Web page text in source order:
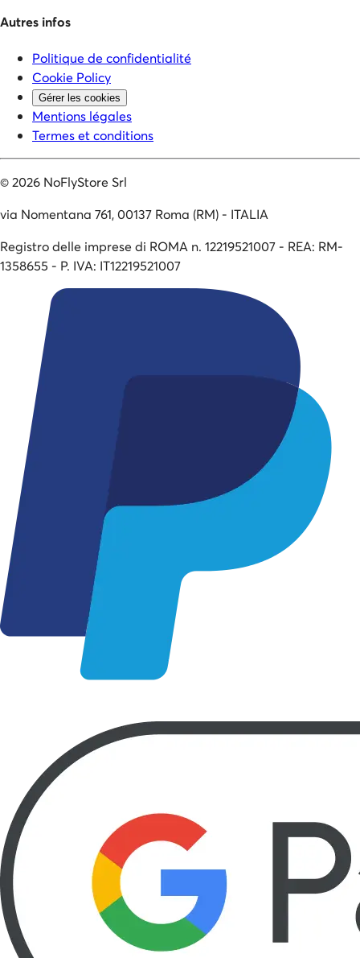
Autres infos
Politique de confidentialité
Cookie Policy
Gérer les cookies
Mentions légales
Termes et conditions
©2026 NoFlyStore Srl
via Nomentana 761, 00137 Roma (RM) - ITALIA
Registro delle imprese di ROMA n. 12219521007 - REA: RM-
1358655 - P. IVA: IT12219521007